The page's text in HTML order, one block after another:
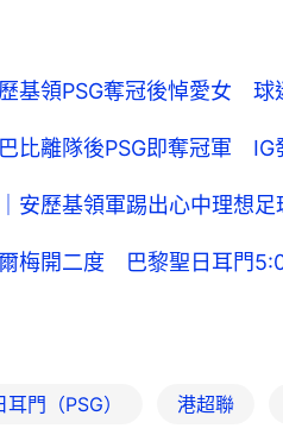
基領PSG奪冠後悼愛女 球
比離隊後PSG即奪冠軍 IG
安歷基領軍踢出心中理想
梅開二度 巴黎聖日耳門
門（PSG） 港超聯